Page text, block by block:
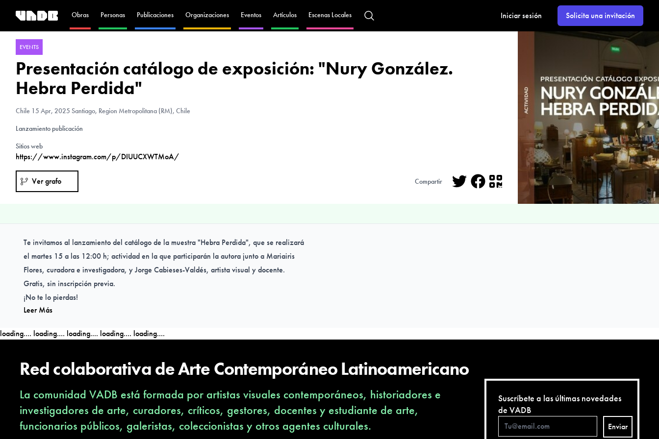
Obras Personas Publicaciones Organizaciones Eventos Artículos Escenas Locales Iniciar sesión Solicita una invitación
EVENTS
Presentación catálogo de exposición: "Nury González.
Hebra Perdida"
Chile 15 Apr, 2025 Santiago, Region Metropolitana (RM), Chile
Lanzamiento publicación
Sitios web
https://www.instagram.com/p/DIUUCXWTMoA/
Ver grafo Compartir
Te invitamos al lanzamiento del catálogo de la muestra "Hebra Perdida", que se realizará
el martes 15 a las 12:00 h; actividad en la que participarán la autora junto a Mariairis
Flores, curadora e investigadora, y Jorge Cabieses-Valdés, artista visual y docente.
Gratis, sin inscripción previa.
¡No te lo pierdas!
Leer Más
loading.... loading.... loading.... loading.... loading....
Red colaborativa de Arte Contemporáneo Latinoamericano
La comunidad VADB está formada por artistas visuales contemporáneos, historiadores e
investigadores de arte, curadores, críticos, gestores, docentes y estudiante de arte,
funcionarios públicos, galeristas, coleccionistas y otros agentes culturales.
Suscríbete a las últimas novedades
de VADB
Enviar